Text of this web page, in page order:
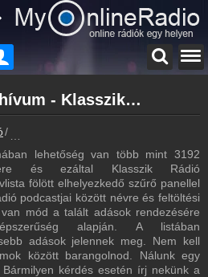
Klasszik Rádió archívum - Klasszik Rádió podcasts - Klasszik Rádió visszahallgatás
lehetőség van több mint 3192
és ezáltal Klasszik Rádió
fölött elhelyezkedő szűrő panellel
podcastjai között névre és feltöltési
mód a talált adások rendezésére
alapján. A listában
adások jelennek meg. Nem kell
között barangolnod. Nálunk egy
kérdés esetén írj nekünk a